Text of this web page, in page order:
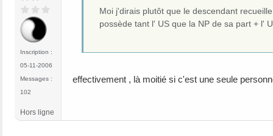
Inscription :
05-11-2006
Messages :
102
Moi j'dirais plutôt que le descendant
possède tant l' US que la NP de sa part +
effectivement , là moitié si c'est une seule
Hors ligne